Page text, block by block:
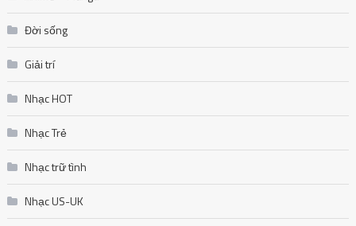
Đời sống
Giải trí
Nhạc HOT
Nhạc Trẻ
Nhạc trữ tình
Nhạc US-UK